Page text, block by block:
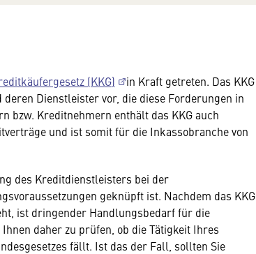
(KKG)
in Kraft getreten. Das KKG
Dienstleister vor, die diese Forderungen in
bzw. Kreditnehmern enthält das KKG auch
und ist somit für die Inkassobranche von
des Kreditdienstleisters bei der
geknüpft ist. Nachdem das KKG
ist dringender Handlungsbedarf für die
daher zu prüfen, ob die Tätigkeit Ihres
fällt. Ist das der Fall, sollten Sie